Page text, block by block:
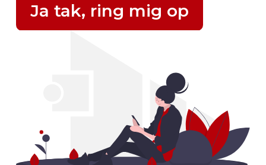
Ja tak, ring mig op